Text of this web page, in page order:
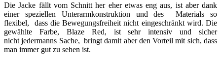
Die Jacke fällt vom Schnitt her eher etwas eng aus, ist aber dank
einer speziellen Unterarmkonstruktion und des Materials so
flexibel, dass die Bewegungsfreiheit nicht eingeschränkt wird. Die
gewählte Farbe, Blaze Red, ist sehr intensiv und sicher
nicht jedermanns Sache, bringt damit aber den Vorteil mit sich, dass
man immer gut zu sehen ist.